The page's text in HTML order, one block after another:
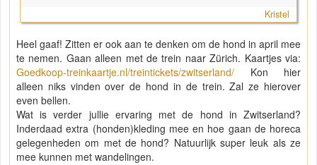
Kristel
Heel gaaf! Zitten er ook aan te denken om de hond in april mee
te nemen. Gaan alleen met de trein naar Zürich. Kaartjes via:
Goedkoop-treinkaartje.nl/treintickets/zwitserland/ Kon hier
alleen niks vinden over de hond in de trein. Zal ze hierover
even bellen.
Wat is verder jullie ervaring met de hond in Zwitserland?
Inderdaad extra (honden)kleding mee en hoe gaan de horeca
gelegenheden om met de hond? Natuurlijk super leuk als ze
mee kunnen met wandelingen.